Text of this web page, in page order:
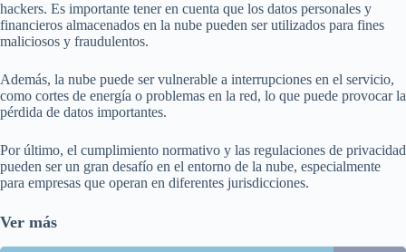
hackers. Es importante tener en cuenta que los datos personales y
financieros almacenados en la nube pueden ser utilizados para fines
maliciosos y fraudulentos.
Además, la nube puede ser vulnerable a interrupciones en el servicio,
como cortes de energía o problemas en la red, lo que puede provocar la
pérdida de datos importantes.
Por último, el cumplimiento normativo y las regulaciones de privacidad
pueden ser un gran desafío en el entorno de la nube, especialmente
para empresas que operan en diferentes jurisdicciones.
Ver más